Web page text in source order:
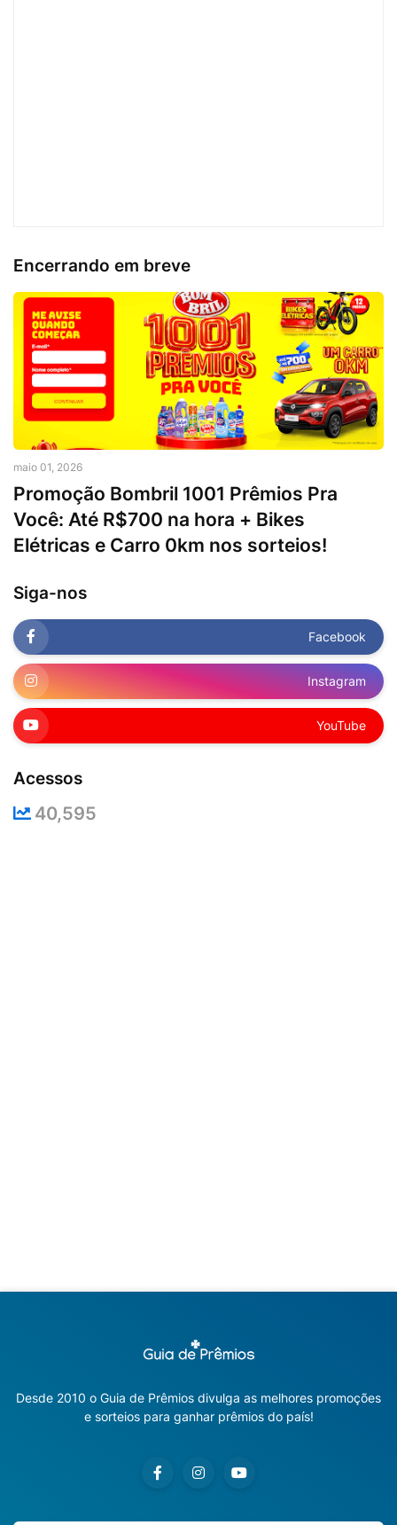
Encerrando em breve
maio 01, 2026
Promoção Bombril 1001 Prêmios Pra
Você: Até R$700 na hora + Bikes
Elétricas e Carro 0km nos sorteios!
Siga-nos
Facebook
Instagram
YouTube
Acessos
40,595
Desde 2010 o Guia de Prêmios divulga as melhores promoções
e sorteios para ganhar prêmios do país!